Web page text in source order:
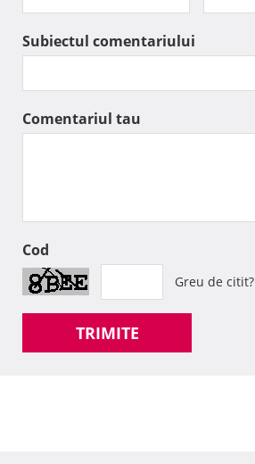
Subiectul comentariului
Comentariul tau
Cod
Greu de citit?
TRIMITE